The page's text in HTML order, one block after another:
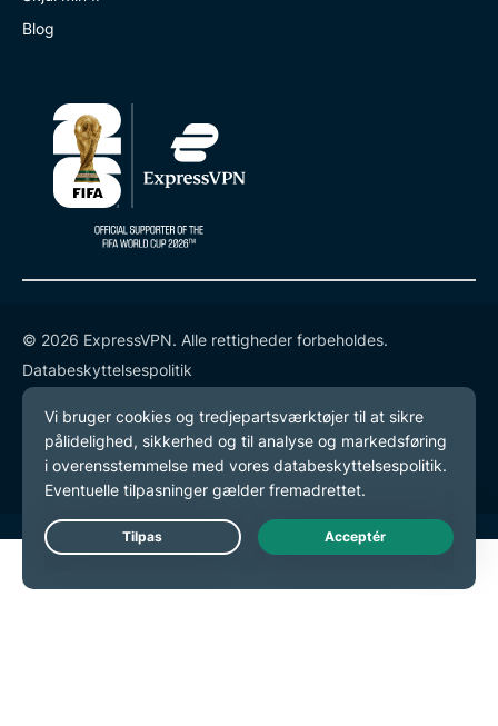
Blog
© 2026 ExpressVPN. Alle rettigheder forbeholdes.
Databeskyttelsespolitik
Tjenestevilkår
Cookie-præferencer
Live Chat